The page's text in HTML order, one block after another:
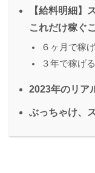
【給料明細】
これだけ稼ぐ
６ヶ月で稼
３年で稼げ
2023年のリア
ぶっちゃけ、